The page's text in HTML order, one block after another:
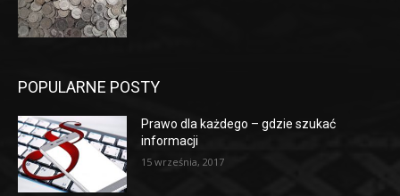
POPULARNE POSTY
Prawo dla każdego – gdzie szukać
informacji
15 września, 2017